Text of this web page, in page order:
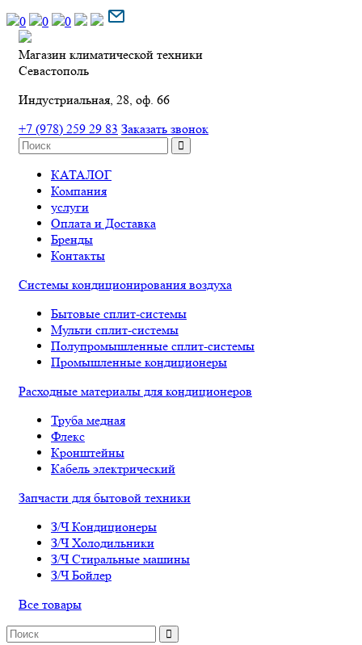
0 0 0
Магазин климатической техники
Севастополь
Индустриальная, 28, оф. 66
+7 (978) 259 29 83 Заказать звонок
КАТАЛОГ
Компания
услуги
Оплата и Доставка
Бренды
Контакты
Системы кондиционирования воздуха
Бытовые сплит-системы
Мульти сплит-системы
Полупромышленные сплит-системы
Промышленные кондиционеры
Расходные материалы для кондиционеров
Труба медная
Флекс
Кронштейны
Кабель электрический
Запчасти для бытовой техники
З/Ч Кондиционеры
З/Ч Холодильники
З/Ч Стиральные машины
З/Ч Бойлер
Все товары